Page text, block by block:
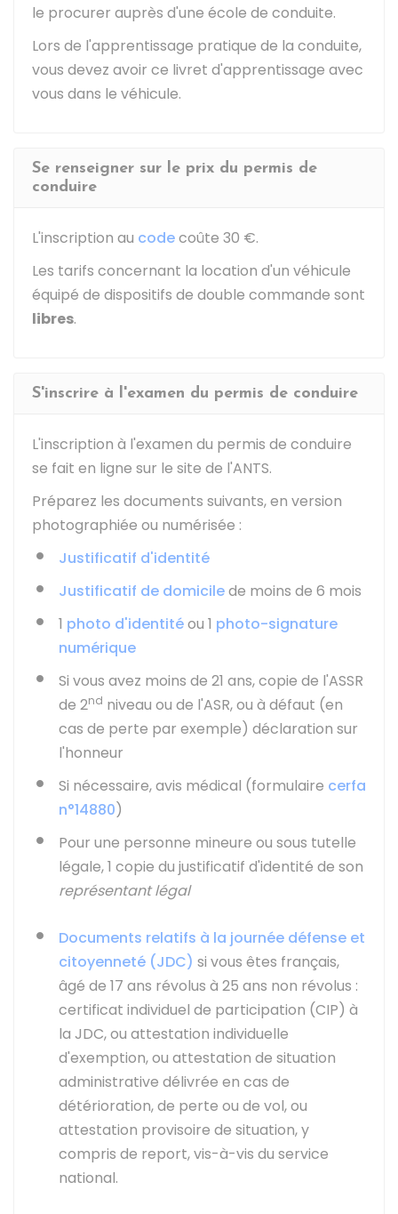
le procurer auprès d'une école de conduite.
Lors de l'apprentissage pratique de la conduite,
vous devez avoir ce livret d'apprentissage avec
vous dans le véhicule.
Se renseigner sur le prix du permis de
conduire
L'inscription au codecoûte 30 €.
Les tarifs concernant la location d'un véhicule
équipé de dispositifs de double commande sont
libres.
S'inscrire à l'examen du permis de conduire
L'inscription à l'examen du permis de conduire
se fait en ligne sur le site de l'ANTS.
Préparez les documents suivants, en version
photographiée ou numérisée :
Justificatif d'identité
Justificatif de domicilede moins de 6 mois
1 photo d'identitéou 1 photo-signature
numérique
Si vous avez moins de 21 ans, copie de l'ASSR
de 2nd niveau ou de l'ASR, ou à défaut (en
cas de perte par exemple) déclaration sur
l'honneur
Si nécessaire, avis médical (formulaire cerfa
n°14880)
Pour une personne mineure ou sous tutelle
légale, 1 copie du justificatif d'identité de son
représentant légal
Documents relatifs à la journée défense et
citoyenneté (JDC) si vous êtes français,
âgé de 17 ans révolus à 25 ans non révolus :
certificat individuel de participation (CIP) à
la JDC, ou attestation individuelle
d'exemption, ou attestation de situation
administrative délivrée en cas de
détérioration, de perte ou de vol, ou
attestation provisoire de situation, y
compris de report, vis-à-vis du service
national.